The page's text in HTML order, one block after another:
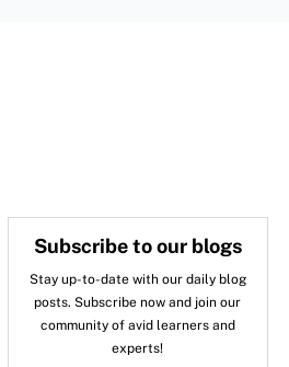
Subscribe to our blogs
Stay up-to-date with our daily blog
posts. Subscribe now and join our
community of avid learners and
experts!